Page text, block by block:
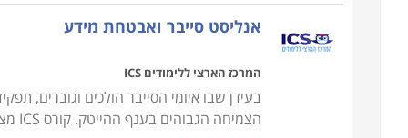
אנליסט סייבר ואבטחת מידע
המרכז הארצי ללימודים ICS
הצמיחה הגבוהים בענף ההייטק. קורס ICS מציע מסלול הכשרה מתקדם המכין את הסטודנטים